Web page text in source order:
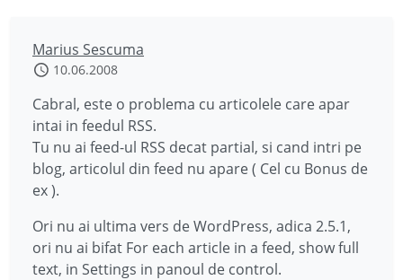
Marius Sescuma
10.06.2008
Cabral, este o problema cu articolele care apar
intai in feedul RSS.
Tu nu ai feed-ul RSS decat partial, si cand intri pe
blog, articolul din feed nu apare ( Cel cu Bonus de
ex ).
Ori nu ai ultima vers de WordPress, adica 2.5.1,
ori nu ai bifat For each article in a feed, show full
text, in Settings in panoul de control.